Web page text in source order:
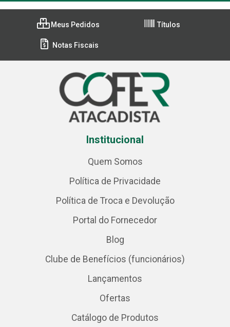
Meus Pedidos Títulos
Notas Fiscais
Institucional
Quem Somos
Política de Privacidade
Política de Troca e Devolução
Portal do Fornecedor
Blog
Clube de Benefícios (funcionários)
Lançamentos
Ofertas
Catálogo de Produtos